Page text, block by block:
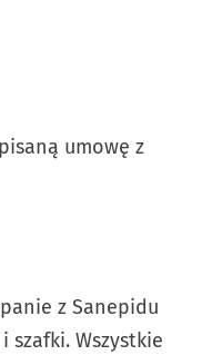
umowę z
z Sanepidu
szafki. Wszystkie